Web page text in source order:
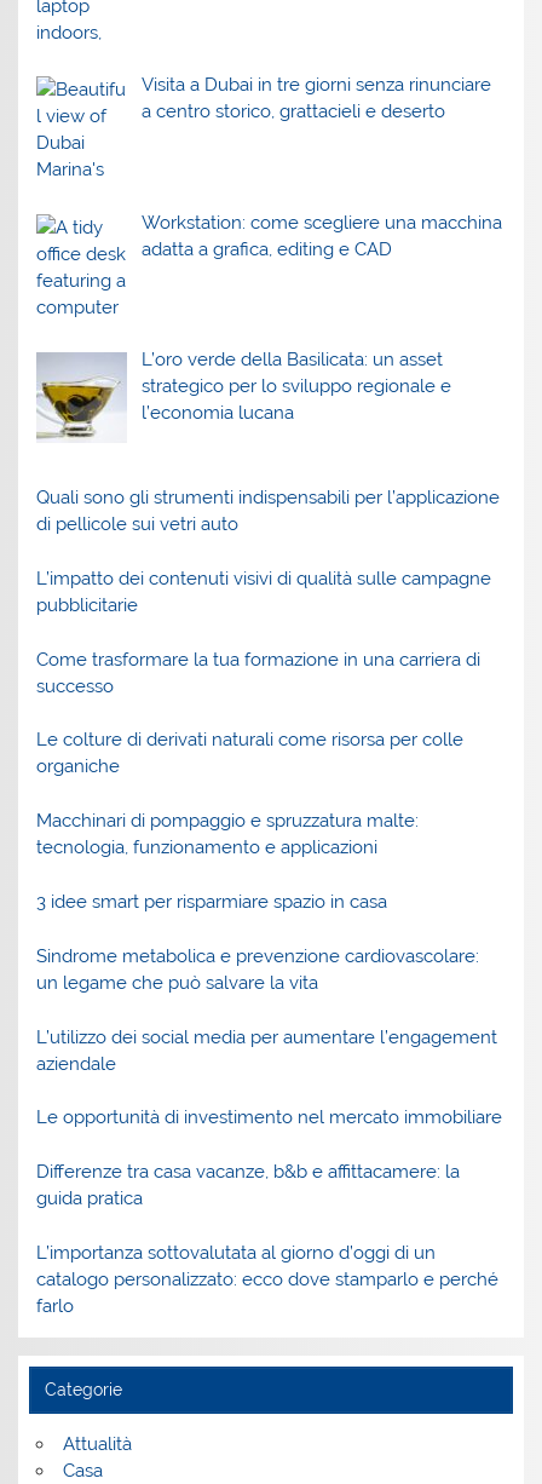
Visita a Dubai in tre giorni senza rinunciare
a centro storico, grattacieli e deserto
Workstation: come scegliere una macchina
adatta a grafica, editing e CAD
L’oro verde della Basilicata: un asset
strategico per lo sviluppo regionale e
l’economia lucana
Quali sono gli strumenti indispensabili per l’applicazione
di pellicole sui vetri auto
L’impatto dei contenuti visivi di qualità sulle campagne
pubblicitarie
Come trasformare la tua formazione in una carriera di
successo
Le colture di derivati naturali come risorsa per colle
organiche
Macchinari di pompaggio e spruzzatura malte:
tecnologia, funzionamento e applicazioni
3 idee smart per risparmiare spazio in casa
Sindrome metabolica e prevenzione cardiovascolare:
un legame che può salvare la vita
L’utilizzo dei social media per aumentare l’engagement
aziendale
Le opportunità di investimento nel mercato immobiliare
Differenze tra casa vacanze, b&b e affittacamere: la
guida pratica
L’importanza sottovalutata al giorno d’oggi di un
catalogo personalizzato: ecco dove stamparlo e perché
farlo
Categorie
Attualità
Casa